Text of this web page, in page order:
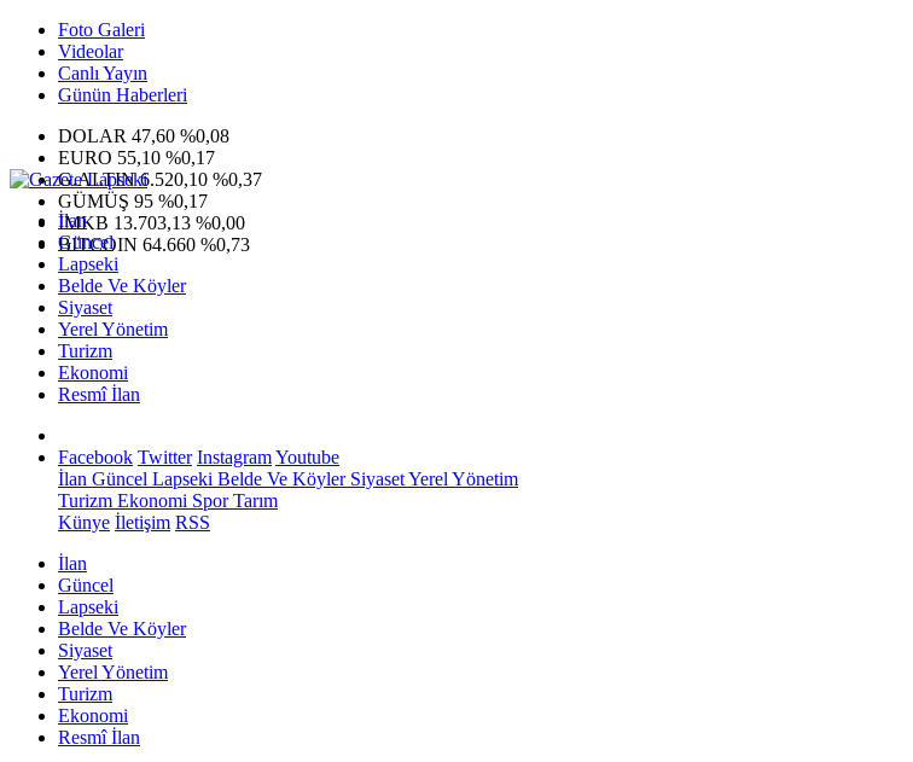
Foto Galeri
Videolar
Canlı Yayın
Günün Haberleri
DOLAR 47,60 %0,08
EURO 55,10 %0,17
G.ALTIN6.520,10 %0,37
GÜMÜŞ 95 %0,17
IMKB 13.703,13 %0,00
BITCOIN 64.660 %0,73
İlan
Güncel
Lapseki
Belde Ve Köyler
Siyaset
Yerel Yönetim
Turizm
Ekonomi
Resmî İlan
Facebook Twitter InstagramYoutube
İlan Güncel Lapseki Belde Ve KöylerSiyasetYerel Yönetim
Turizm Ekonomi SporTarım
Künye İletişim RSS
İlan
Güncel
Lapseki
Belde Ve Köyler
Siyaset
Yerel Yönetim
Turizm
Ekonomi
Resmî İlan